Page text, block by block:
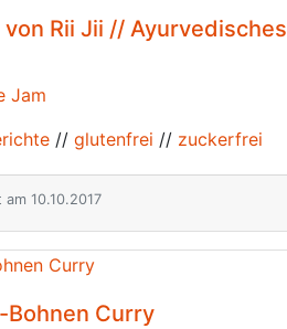
von Rii Jii // Ayurvedisches
Jam
// glutenfrei // zuckerfrei
10.10.2017
Bohnen Curry